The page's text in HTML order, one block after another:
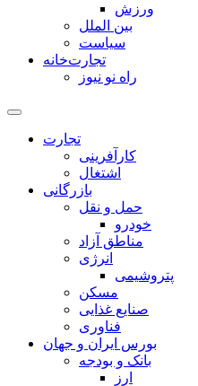
ورزش
بین الملل
سیاست
تجارت‌خانه
راه نو نیوز
تجارت
کارآفرینی
اشتغال
بازرگانی
حمل و نقل
خودرو
مناطق آزاد
انرژی
پتروشیمی
مسکن
صنایع غذایی
فناوری
بورس ایران و جهان
بانک و بودجه
ارز